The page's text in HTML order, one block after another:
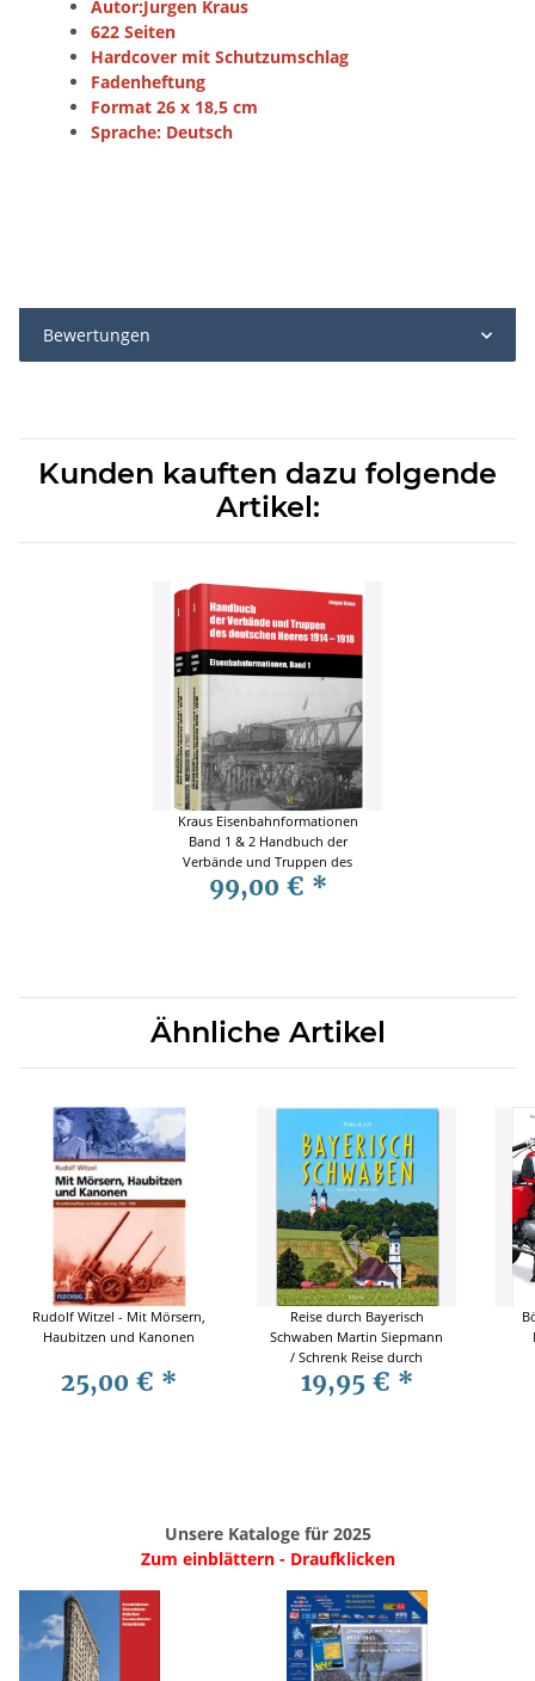
Autor:Jurgen Kraus
622 Seiten
Hardcover mit Schutzumschlag
Fadenheftung
Format 26 x 18,5 cm
Sprache: Deutsch
Bewertungen
Kunden kauften dazu folgende
Artikel:
Kraus Eisenbahnformationen
Band 1 & 2 Handbuch der
Verbände und Truppen des
deutschen Heeres 1914 - 1918
99,00 € *
Ähnliche Artikel
Rudolf Witzel - Mit Mörsern,
Haubitzen und Kanonen
25,00 € *
Reise durch Bayerisch
Schwaben Martin Siepmann
/ Schrenk Reise durch
Reiseführer
19,95 € *
Unsere Kataloge für 2025
Zum einblättern - Draufklicken